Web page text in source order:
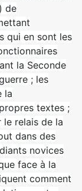
de
qui en sont les
la Seconde
; les
la
textes ;
le relais de la
dans des
novices
face à la
comment